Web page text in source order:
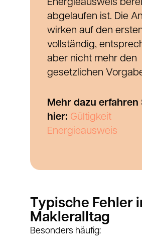
abgelaufen ist. Die
wirken auf den
vollständig,
aber nicht mehr den
gesetzlichen
Mehr dazu erfahren
hier: Gültigkeit
Energieausweis
Typische Fehler
Makleralltag
Besonders häufig: